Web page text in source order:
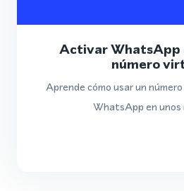
Activar WhatsApp
número
Aprende cómo usar un
WhatsApp en